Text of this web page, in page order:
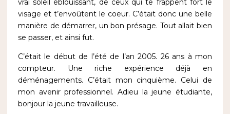
vrai soleil éblouissant, de ceux qui te frappent fort le
visage et t’envoûtent le coeur. C’était donc une belle
manière de démarrer, un bon présage. Tout allait bien
se passer, et ainsi fut.
C’était le début de l’été de l’an 2005. 26 ans à mon
compteur. Une riche expérience déjà en
déménagements. C’était mon cinquième. Celui de
mon avenir professionnel. Adieu la jeune étudiante,
bonjour la jeune travailleuse.